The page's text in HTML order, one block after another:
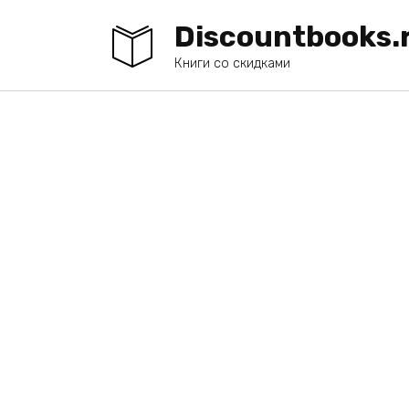
Книги со скидками